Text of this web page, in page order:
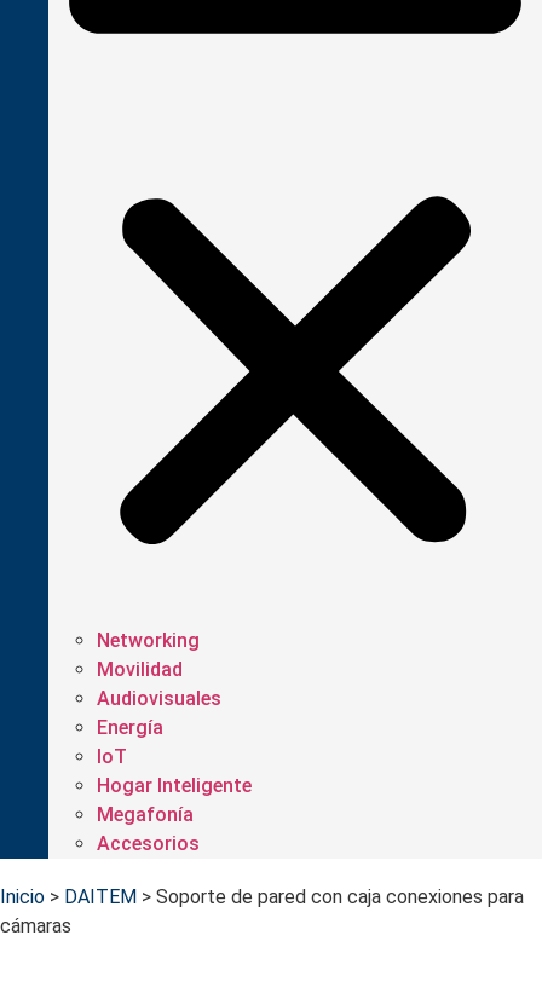
Networking
Movilidad
Audiovisuales
Energía
IoT
Hogar Inteligente
Megafonía
Accesorios
Inicio > DAITEM > Soporte de pared con caja conexiones para
cámaras